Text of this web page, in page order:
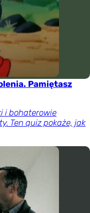
Pamiętasz
i bohaterowie
Ten quiz pokaże, jak